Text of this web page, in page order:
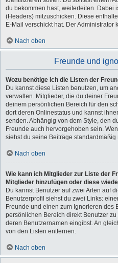
du bekommen hast, weiterleiten. Dabei
(Headers) mitzuschicken. Diese
E-Mail verschickt hat. Der
Nach oben
Freunde und
Wozu benötige ich die Listen der
Du kannst diese Listen benutzen, um
verwalten. Mitglieder, die du deiner
deinem persönlichen Bereich für den
dort deren Onlinestatus und kannst
senden. Abhängig von dem Style, den
Freunde auch hervorgehoben sein.
siehst du seine Beiträge standardmäßig
Nach oben
Wie kann ich Mitglieder zur Liste der
Mitglieder hinzufügen oder diese
Du kannst Benutzer auf zwei Arten auf
Benutzerprofil siehst du zwei Links:
Freunde und einen zum Ignorieren des
persönlichen Bereich direkt Benutzer
deren Benutzernamen eingibst. An
von den Listen entfernen.
Nach oben